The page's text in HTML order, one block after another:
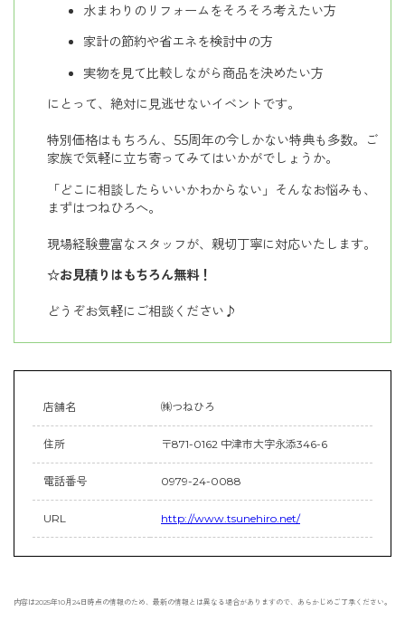
水まわりのリフォームをそろそろ考えたい方
家計の節約や省エネを検討中の方
実物を見て比較しながら商品を決めたい方
にとって、絶対に見逃せないイベントです。
特別価格はもちろん、55周年の今しかない特典も多数。ご
家族で気軽に立ち寄ってみてはいかがでしょうか。
「どこに相談したらいいかわからない」そんなお悩みも、
まずはつねひろへ。
現場経験豊富なスタッフが、親切丁寧に対応いたします。
☆お見積りはもちろん無料！
どうぞお気軽にご相談ください♪
店舗名 ㈱つねひろ
住所 〒871-0162 中津市大字永添346-6
電話番号 0979-24-0088
URL http://www.tsunehiro.net/
内容は2025年10月24日時点の情報のため、最新の情報とは異なる場合がありますので、あらかじめご了承ください。